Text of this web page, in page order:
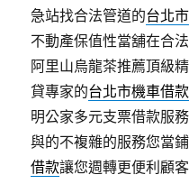
急站找合法管道的台北
不動產保值性當舖在合
阿里山烏龍茶推薦頂級
貸專家的台北市機車借款
明公家多元支票借款服
與的不複雜的服務您當
借款讓您週轉更便利顧